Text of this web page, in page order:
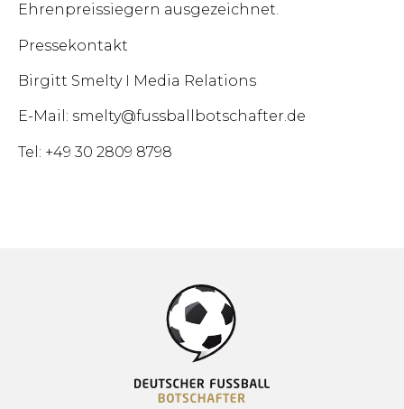
Ehrenpreissiegern ausgezeichnet.
Pressekontakt
Birgitt Smelty I Media Relations
E-Mail: smelty@fussballbotschafter.de
Tel: +49 30 2809 8798